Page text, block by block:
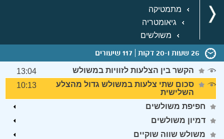
מתמטיקה
גיאומטריה
משולשים
26 שעות ו-20 דקות 117 שיעורים
הקשר בין הצלעות לזוויות במשולש
13:04
סכום שתי צלעות במשולש גדול מהצלע
השלישית
10:13
חפיפת משולשים
דמיון משולשים
משולש שווה שוקיים